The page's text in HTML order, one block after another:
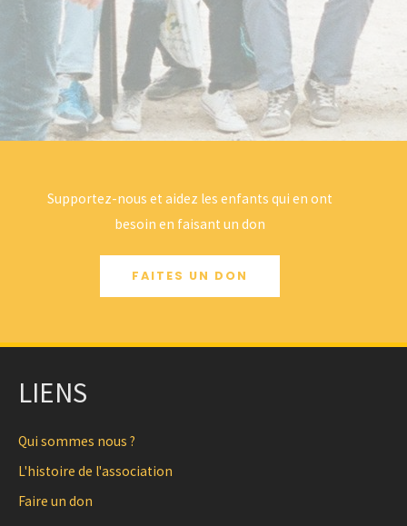
Supportez-nous et aidez les enfants qui en ont
besoin en faisant un don
FAITES UN DON
LIENS
Qui sommes nous ?
L'histoire de l'association
Faire un don